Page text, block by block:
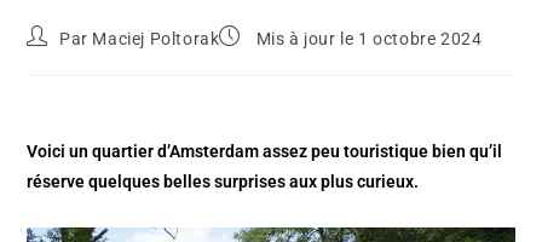
Par Maciej Poltorak Mis à jour le 1 octobre 2024
Voici un quartier d’Amsterdam assez peu touristique bien qu’il
réserve quelques belles surprises aux plus curieux.